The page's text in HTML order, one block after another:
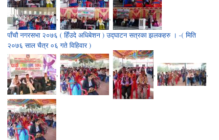
,
,
पाँचौ नगरसभा २०७६ ( हिँउदे अधिबेशन ) उद्घाटन सत्रका झलकहरु । -( मिति
२०७६ साल चैत्र ०६ गते विहिवार )
, , , ,